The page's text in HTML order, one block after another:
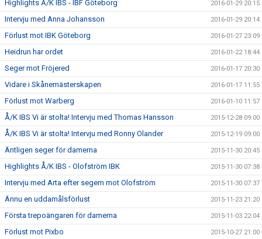
Highlights Å/K IBS - IBF Göteborg 2016-01-29 20:15
Intervju med Anna Johansson 2016-01-29 20:14
Förlust mot IBK Göteborg 2016-01-27 23:09
Heidrun har ordet 2016-01-22 18:44
Seger mot Fröjered 2016-01-17 20:30
Vidare i Skånemästerskapen 2016-01-17 11:55
Förlust mot Warberg 2016-01-10 11:57
Å/K IBS Vi är stolta! Intervju med Thomas Hansson 2015-12-28 09:00
Å/K IBS Vi är stolta! Intervju med Ronny Olander 2015-12-19 09:00
Äntligen seger för damerna 2015-11-30 20:45
Highlights Å/K IBS - Olofström IBK 2015-11-30 07:38
Intervju med Arta efter segern mot Olofström 2015-11-30 07:37
Ännu en uddamålsförlust 2015-11-23 21:20
Första trepoängaren för damerna 2015-11-03 22:04
Förlust mot Pixbo 2015-10-27 21:00